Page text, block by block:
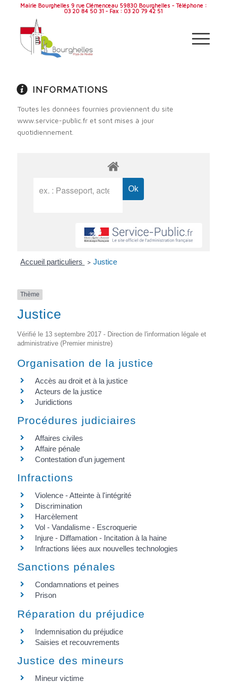
Mairie Bourghelles 9 rue Clémenceau 59830 Bourghelles - Téléphone :
03 20 84 50 31 - Fax : 03 20 79 42 51
INFORMATIONS
Toutes les données fournies proviennent du site
www.service-public.fr et sont mises à jour
quotidiennement.
Accueil particuliers > Justice
Thème
Justice
Vérifié le 13 septembre 2017 - Direction de l'information légale et
administrative (Premier ministre)
Organisation de la justice
Accès au droit et à la justice
Acteurs de la justice
Juridictions
Procédures judiciaires
Affaires civiles
Affaire pénale
Contestation d'un jugement
Infractions
Violence - Atteinte à l'intégrité
Discrimination
Harcèlement
Vol - Vandalisme - Escroquerie
Injure - Diffamation - Incitation à la haine
Infractions liées aux nouvelles technologies
Sanctions pénales
Condamnations et peines
Prison
Réparation du préjudice
Indemnisation du préjudice
Saisies et recouvrements
Justice des mineurs
Mineur victime